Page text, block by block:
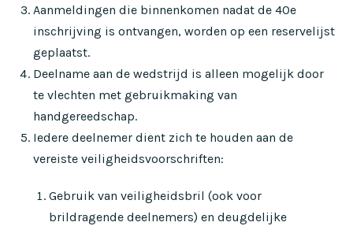
Aanmeldingen die binnenkomen nadat de 40e
inschrijving is ontvangen, worden op een reservelijst
geplaatst.
Deelname aan de wedstrijd is alleen mogelijk door
te vlechten met gebruikmaking van
handgereedschap.
Iedere deelnemer dient zich te houden aan de
vereiste veiligheidsvoorschriften:
Gebruik van veiligheidsbril (ook voor
brildragende deelnemers) en deugdelijke